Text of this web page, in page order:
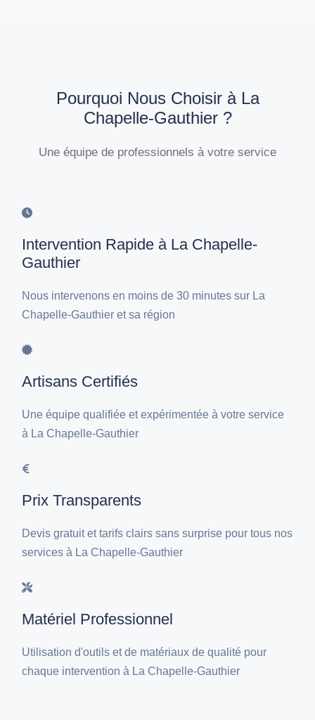
Pourquoi Nous Choisir à La
Chapelle-Gauthier ?
Une équipe de professionnels à votre service
Intervention Rapide à La Chapelle-
Gauthier
Nous intervenons en moins de 30 minutes sur La
Chapelle-Gauthier et sa région
Artisans Certifiés
Une équipe qualifiée et expérimentée à votre service
à La Chapelle-Gauthier
Prix Transparents
Devis gratuit et tarifs clairs sans surprise pour tous nos
services à La Chapelle-Gauthier
Matériel Professionnel
Utilisation d'outils et de matériaux de qualité pour
chaque intervention à La Chapelle-Gauthier